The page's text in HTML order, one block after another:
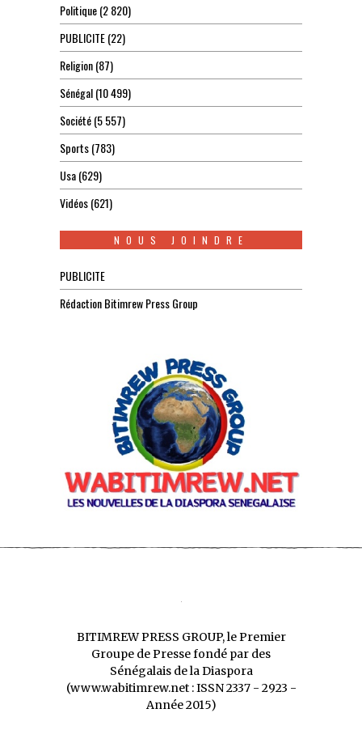
Politique(2 820)
PUBLICITE(22)
Religion(87)
Sénégal(10 499)
Société(5 557)
Sports(783)
Usa(629)
Vidéos(621)
NOUS JOINDRE
PUBLICITE
Rédaction Bitimrew Press Group
BITIMREW PRESS GROUP, le Premier
Groupe de Presse fondé par des
Sénégalais de la Diaspora
(www.wabitimrew.net : ISSN 2337 - 2923 -
Année 2015)